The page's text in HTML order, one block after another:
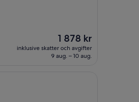
Priset
är
1 878 kr
1 878 kr
inklusive skatter och avgifter
9 aug. – 10 aug.